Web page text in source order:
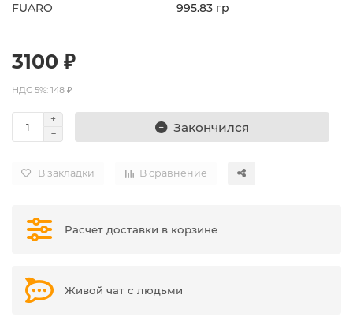
FUARO 995.83 гр
3100 ₽
НДС 5%: 148 ₽
Закончился
В закладки В сравнение
Расчет доставки в корзине
Живой чат с людьми